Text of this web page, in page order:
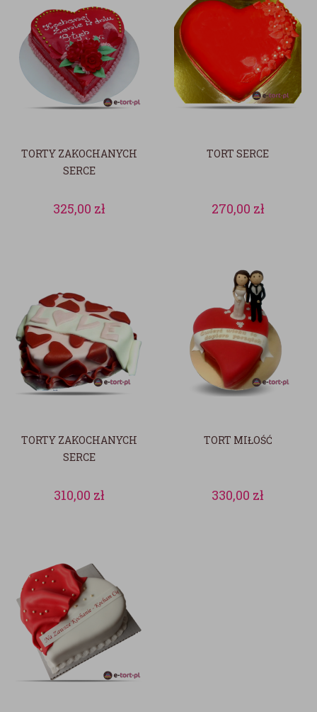
TORTY ZAKOCHANYCH
SERCE
325,00 zł
TORT SERCE
270,00 zł
TORTY ZAKOCHANYCH
SERCE
310,00 zł
TORT MIŁOŚĆ
330,00 zł